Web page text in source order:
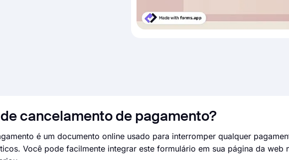
cancelamento de pagamento?
é um documento online usado para interromper qualquer
Você pode facilmente integrar este formulário em sua página da web